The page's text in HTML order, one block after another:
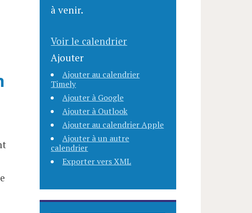
Marché de
Noël 2024
15 OCTOBRE 2024
Lire la suite
Marché de Noël
rubrique, toutes nos...
à venir.
Voir le calendrier
Ajouter
Ajouter au calendrier
Timely
Ajouter à Google
Ajouter à Outlook
Ajouter au calendrier Apple
Ajouter à un autre
calendrier
Exporter vers XML